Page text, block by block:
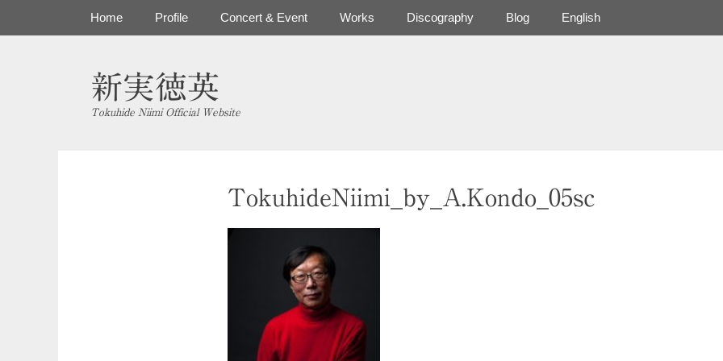
新実徳英
Tokuhide Niimi Official Website
メインメニュー
Home Profile Concert & Event Works Discography Blog English
TokuhideNiimi_by_A.Kondo_05sc